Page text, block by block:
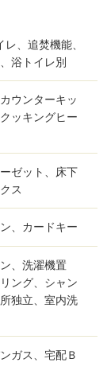
、追焚機能、
浴トイレ別
ウンターキッ
ッキングヒー
ゼット、床下
ス
、カードキー
、洗濯機置
ング、シャン
独立、室内洗
ガス、宅配Ｂ